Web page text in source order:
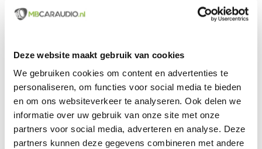
Deze website maakt gebruik van cookies
We gebruiken cookies om content en advertenties te
personaliseren, om functies voor social media te bieden
en om ons websiteverkeer te analyseren. Ook delen we
informatie over uw gebruik van onze site met onze
partners voor social media, adverteren en analyse. Deze
partners kunnen deze gegevens combineren met andere
INFORMATIE 
en geproduceerd in Duitsland en staan bekend als zeer
degelijk en betrouwbaar. Wij leveren u de originele Audio
System producten rechtstreeks uit Duitsland. Producten
van hoge kwaliteit voor een zeer betaalbare prijs.